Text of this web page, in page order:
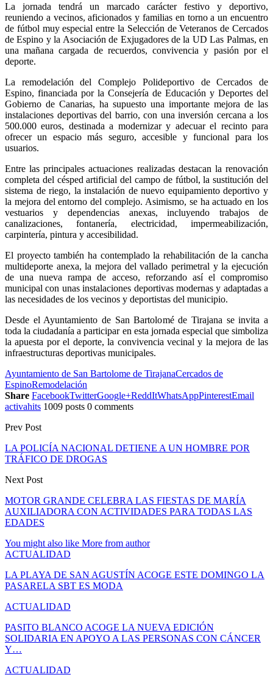
La jornada tendrá un marcado carácter festivo y deportivo,
reuniendo a vecinos, aficionados y familias en torno a un encuentro
de fútbol muy especial entre la Selección de Veteranos de Cercados
de Espino y la Asociación de Exjugadores de la UD Las Palmas, en
una mañana cargada de recuerdos, convivencia y pasión por el
deporte.
La remodelación del Complejo Polideportivo de Cercados de
Espino, financiada por la Consejería de Educación y Deportes del
Gobierno de Canarias, ha supuesto una importante mejora de las
instalaciones deportivas del barrio, con una inversión cercana a los
500.000 euros, destinada a modernizar y adecuar el recinto para
ofrecer un espacio más seguro, accesible y funcional para los
usuarios.
Entre las principales actuaciones realizadas destacan la renovación
completa del césped artificial del campo de fútbol, la sustitución del
sistema de riego, la instalación de nuevo equipamiento deportivo y
la mejora del entorno del complejo. Asimismo, se ha actuado en los
vestuarios y dependencias anexas, incluyendo trabajos de
canalizaciones, fontanería, electricidad, impermeabilización,
carpintería, pintura y accesibilidad.
El proyecto también ha contemplado la rehabilitación de la cancha
multideporte anexa, la mejora del vallado perimetral y la ejecución
de una nueva rampa de acceso, reforzando así el compromiso
municipal con unas instalaciones deportivas modernas y adaptadas a
las necesidades de los vecinos y deportistas del municipio.
Desde el Ayuntamiento de San Bartolomé de Tirajana se invita a
toda la ciudadanía a participar en esta jornada especial que simboliza
la apuesta por el deporte, la convivencia vecinal y la mejora de las
infraestructuras deportivas municipales.
Ayuntamiento de San Bartolome de TirajanaCercados de
EspinoRemodelación
Share FacebookTwitterGoogle+ReddItWhatsAppPinterestEmail
activahits 1009 posts 0 comments
Prev Post
LA POLICÍA NACIONAL DETIENE A UN HOMBRE POR
TRÁFICO DE DROGAS
Next Post
MOTOR GRANDE CELEBRA LAS FIESTAS DE MARÍA
AUXILIADORA CON ACTIVIDADES PARA TODAS LAS
EDADES
You might also like More from author
ACTUALIDAD
LA PLAYA DE SAN AGUSTÍN ACOGE ESTE DOMINGO LA
PASARELA SBT ES MODA
ACTUALIDAD
PASITO BLANCO ACOGE LA NUEVA EDICIÓN
SOLIDARIA EN APOYO A LAS PERSONAS CON CÁNCER
Y…
ACTUALIDAD